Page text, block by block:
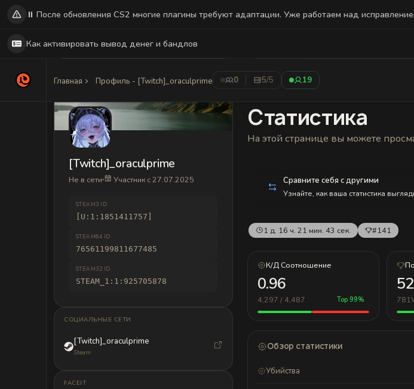
Главная Профиль - [Twitch]_oraculprime 0 5/5 19
[Twitch]_oraculprime
Не в сети Участник с 27.07.2025
STEAM3 ID
[U:1:1851411757]
STEAM64 ID
76561199811677485
STEAM32 ID
STEAM_1:1:925705878
СОЦИАЛЬНЫЕ СЕТИ
[Twitch]_oraculprime
Steam
FACEIT
Статистика
Статистика
На этой странице вы можете
Сравните себя с другими
Узнайте, как ваша статистика
1 д. 16 ч. 21 мин. 43 сек. #141
К/Д Соотношение
0.96
4,297 / 4,487 Top 99%
Обзор статистики
Убийства
⏸️ После обновления CS2 многие плагины требуют адаптации. Уже работаем над
Как активировать вывод денег и бандлов